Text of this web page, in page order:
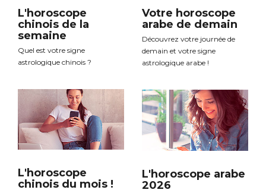
L'horoscope
chinois de la
semaine
Quel est votre signe
astrologique chinois ?
L'horoscope
chinois du mois !
Votre horoscope
arabe de demain
Découvrez votre journée de
demain et votre signe
astrologique arabe !
L'horoscope arabe
2026